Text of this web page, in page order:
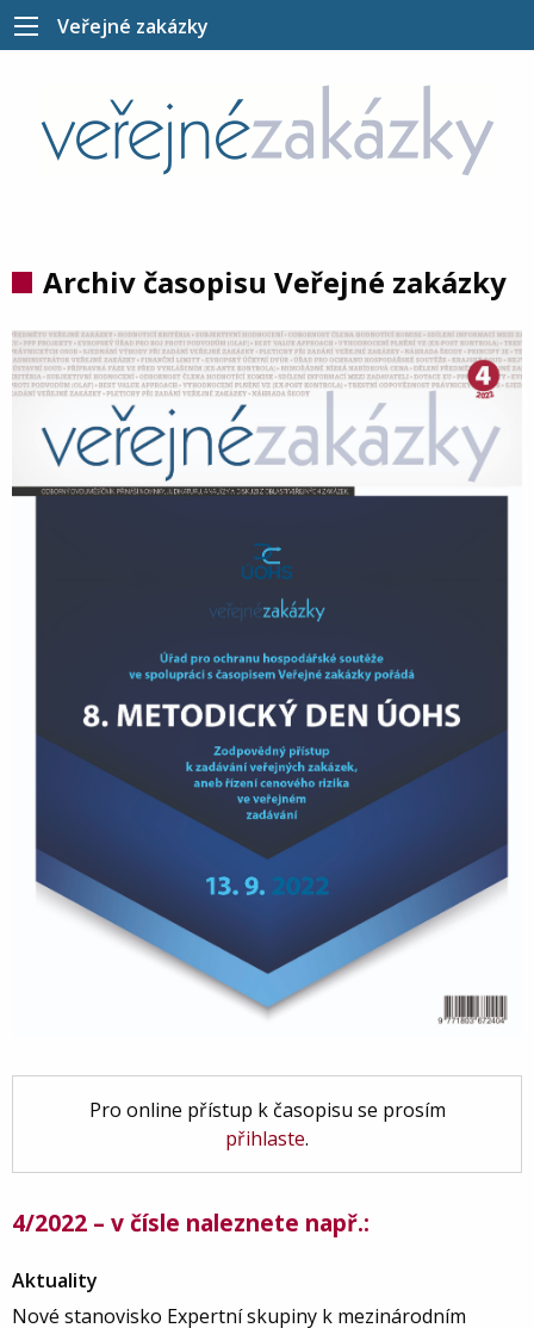
Veřejné zakázky
Archiv časopisu Veřejné zakázky
Pro online přístup k časopisu se prosím
přihlaste.
4/2022 – v čísle naleznete např.:
Aktuality
Nové stanovisko Expertní skupiny k mezinárodním